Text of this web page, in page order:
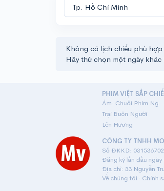
Không có lịch chiếu phù hợp
Hãy thử chọn một ngày
PHIM VIỆT SẮP
Ám: Chuỗi Phim Ngắn Linh Dị
Trại Buôn Người
Lên Hương
CÔNG TY TNHH
Số ĐKKD:
Đăng ký lần đầu
Địa chỉ: 33 Nguyễn
Về chúng tôi · Chính